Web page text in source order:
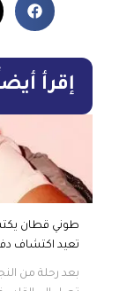
إقرأ
طوني قطان
تعيد اكتشاف
بعد رحلة من